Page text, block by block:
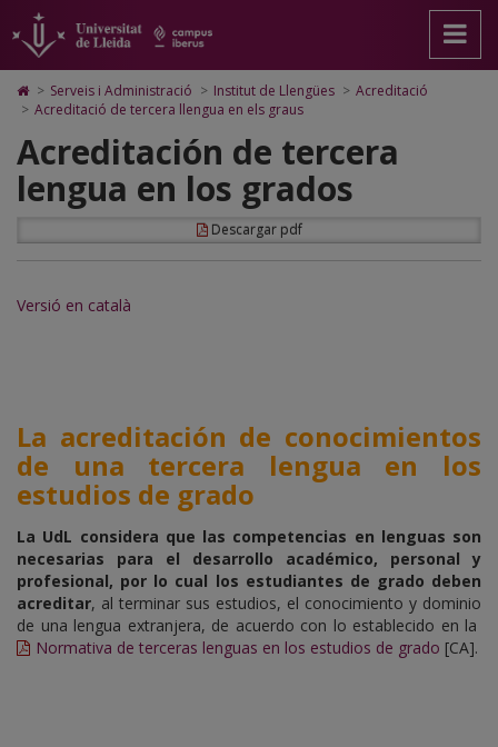
Acreditació
de
tercera
llengua
en
els
graus
pàgina
principal.
Universitat
Lleida
contenido
principal
página
Mapa
Web.
Universitat
Lleida
Cerca
Accessibilitat.
Universitat
Lleida
Icono
de
para
ir
a
la
de
inicio
> Serveis i Administració > Institut de Llengües > Acreditació
> Acreditació de tercera llengua en els graus
Acreditación de tercera
lengua en los grados
Descargar pdf
Versió en català
La acreditación de conocimientos
de una tercera lengua en los
estudios de grado
La UdL considera que las competencias en lenguas son
necesarias para el desarrollo académico, personal y
profesional, por lo cual los estudiantes de grado deben
acreditar, al terminar sus estudios, el conocimiento y dominio
de una lengua extranjera, de acuerdo con lo establecido en la
Normativa de terceras lenguas en los estudios de grado [CA].